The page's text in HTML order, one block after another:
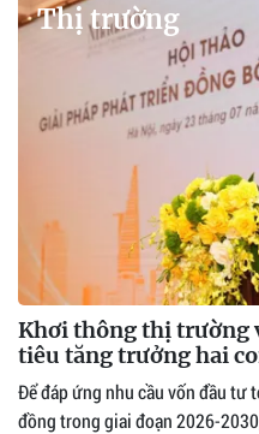
Thị trường
Khơi thông thị trường
tiêu tăng trưởng hai
Để đáp ứng nhu cầu vốn đầu tư
đồng trong giai đoạn 2026-